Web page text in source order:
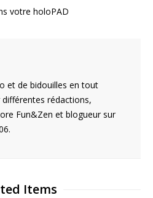
votre holoPAD
et de bidouilles en tout
rédactions,
Fun&Zen et blogueur sur
Items